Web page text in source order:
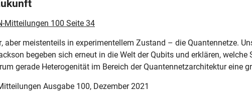
Mitteilungen 100 Seite 34
meistenteils in experimentellem Zustand – die Quantennetze.
begeben sich erneut in die Welt der Qubits und erklären, welche
gerade Heterogenität im Bereich der Quantennetzarchitektur eine
Ausgabe 100, Dezember 2021